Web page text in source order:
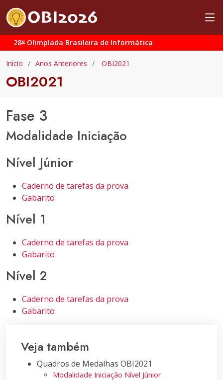
28a Olimpíada Brasileira de Informática
Início Anos Anteriores OBI2021
OBI2021
Fase 3
Modalidade Iniciação
Nível Júnior
Caderno de tarefas da prova
Gabarito
Nível 1
Caderno de tarefas da prova
Gabarito
Nível 2
Caderno de tarefas da prova
Gabarito
Veja também
Quadros de Medalhas OBI2021
Modalidade Iniciação Nível Júnior